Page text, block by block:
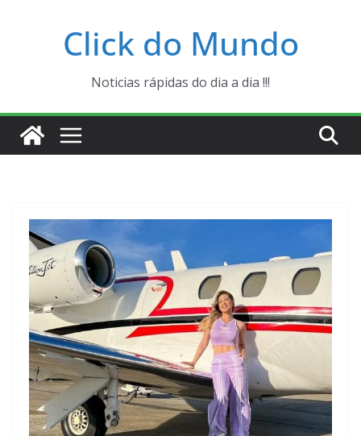
Click do Mundo
Noticias rápidas do dia a dia !!!